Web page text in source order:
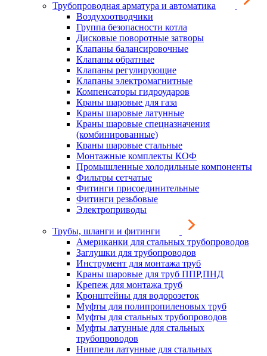
Трубопроводная арматура и автоматика
Воздухоотводчики
Группа безопасности котла
Дисковые поворотные затворы
Клапаны балансировочные
Клапаны обратные
Клапаны регулирующие
Клапаны электромагнитные
Компенсаторы гидроударов
Краны шаровые для газа
Краны шаровые латунные
Краны шаровые спецназначения
(комбинированные)
Краны шаровые стальные
Монтажные комплекты КОФ
Промышленные холодильные компоненты
Фильтры сетчатые
Фитинги присоединительные
Фитинги резьбовые
Электроприводы
Трубы, шланги и фитинги
Американки для стальных трубопроводов
Заглушки для трубопроводов
Инструмент для монтажа труб
Краны шаровые для труб ППР,ПНД
Крепеж для монтажа труб
Кронштейны для водорозеток
Муфты для полипропиленовых труб
Муфты для стальных трубопроводов
Муфты латунные для стальных
трубопроводов
Ниппели латунные для стальных